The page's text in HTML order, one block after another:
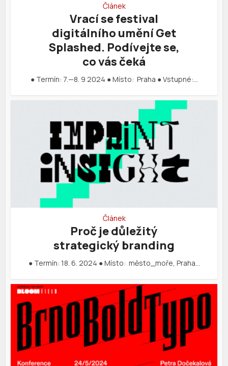
Článek
Vrací se festival
digitálního umění Get
Splashed. Podívejte se,
co vás čeká
● Termín: 7.—8. 9 2024 ● Místo: Praha ● Vstupné:…
Článek
Proč je důležitý
strategický branding
● Termín: 18. 6. 2024 ● Místo: město_moře, Praha…